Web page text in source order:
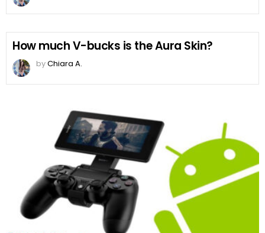
How much V-bucks is the Aura Skin?
byChiara A.